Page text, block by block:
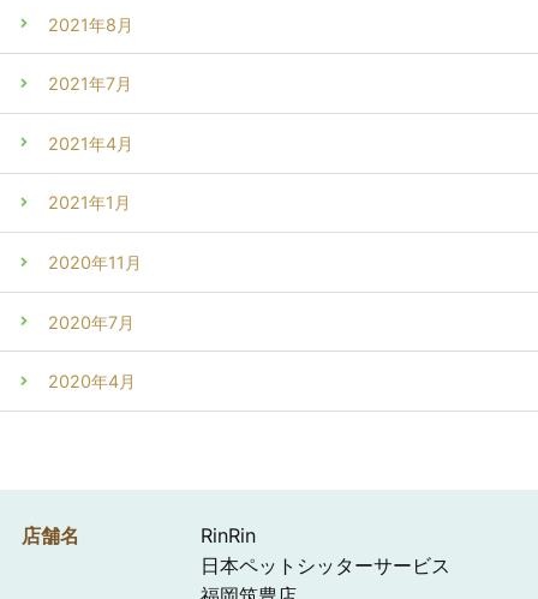
2021年8月
2021年7月
2021年4月
2021年1月
2020年11月
2020年7月
2020年4月
店舗名
RinRin
日本ペットシッターサービス